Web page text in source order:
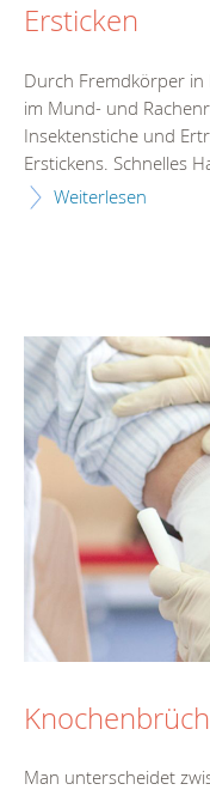
Ersticken
Durch Fremdkörper in
im Mund- und
Insektenstiche und
Erstickens. Schnelles
Weiterlesen
Man unterscheidet